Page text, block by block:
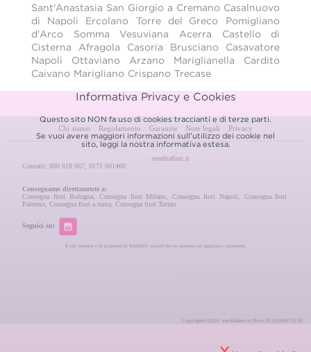
Sant'Anastasia San Giorgio a Cremano Casalnuovo
di Napoli
Ercolano Torre del Greco
Pomigliano
d'Arco
Somma Vesuviana Acerra
Castello di
Cisterna
Afragola Casoria Brusciano
Casavatore
Napoli
Ottaviano Arzano Mariglianella
Cardito
Caivano Marigliano Crispano Trecase
Chi siamo Regolamento Garanzie Note legali Privacy
venditafiori.it
Contatti: 800 618 667, 0171 601460
Consegnamo direttamente a:
Consegna fiori Bologna
Consegna fiori Milano ,Consegna fiori Napoli
Consegna fiori
Palermo ,Consegna fiori a roma ,Consegna fiori Torino
Seguici su:
Il sito internet è di proprietà di InterSEO, società che ne gestisce ed aggiorna i contenuti.
Copyright© 2026 venditafiori.it | P.iva: 05123500752 S2
Informativa Privacy e Cookies
Questo sito NON fa uso di cookies traccianti e di terze parti.
Se vuoi avere maggiori informazioni sull'utilizzo dei cookie nel
sito, leggi la nostrainformativa estesa.